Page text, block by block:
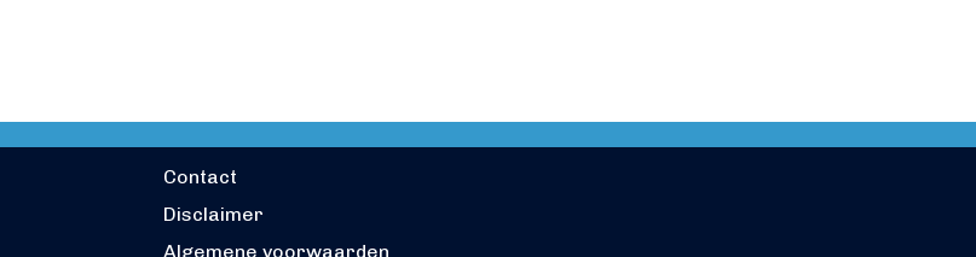
Contact
Disclaimer
Algemene voorwaarden